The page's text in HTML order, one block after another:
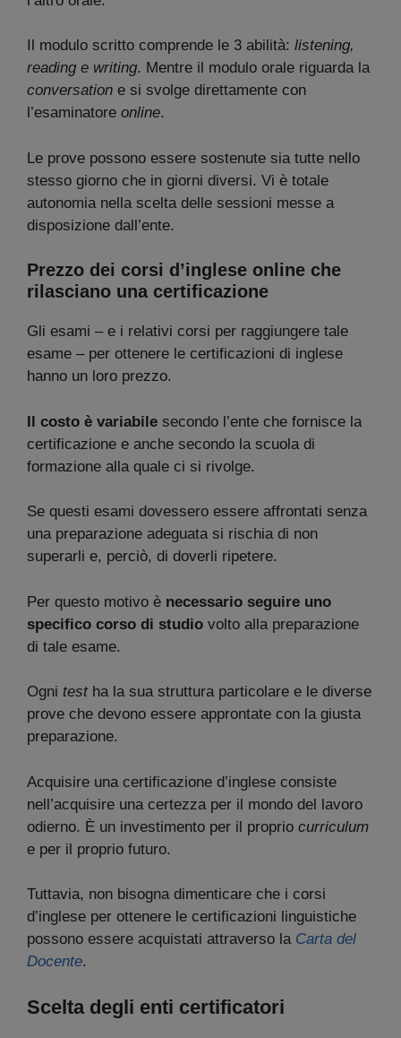
Il modulo scritto comprende le 3 abilità: listening,
reading e writing. Mentre il modulo orale riguarda la
conversation e si svolge direttamente con
l’esaminatore online.
Le prove possono essere sostenute sia tutte nello
stesso giorno che in giorni diversi. Vi è totale
autonomia nella scelta delle sessioni messe a
disposizione dall’ente.
Prezzo dei corsi d’inglese online che
rilasciano una certificazione
Gli esami – e i relativi corsi per raggiungere tale
esame – per ottenere le certificazioni di inglese
hanno un loro prezzo.
Il costo è variabile secondo l’ente che fornisce la
certificazione e anche secondo la scuola di
formazione alla quale ci si rivolge.
Se questi esami dovessero essere affrontati senza
una preparazione adeguata si rischia di non
superarli e, perciò, di doverli ripetere.
Per questo motivo è necessario seguire uno
specifico corso di studio volto alla preparazione
di tale esame.
Ogni test ha la sua struttura particolare e le diverse
prove che devono essere approntate con la giusta
preparazione.
Acquisire una certificazione d’inglese consiste
nell’acquisire una certezza per il mondo del lavoro
odierno. È un investimento per il proprio curriculum
e per il proprio futuro.
Tuttavia, non bisogna dimenticare che i corsi
d’inglese per ottenere le certificazioni linguistiche
possono essere acquistati attraverso la Carta del
Docente.
Scelta degli enti certificatori